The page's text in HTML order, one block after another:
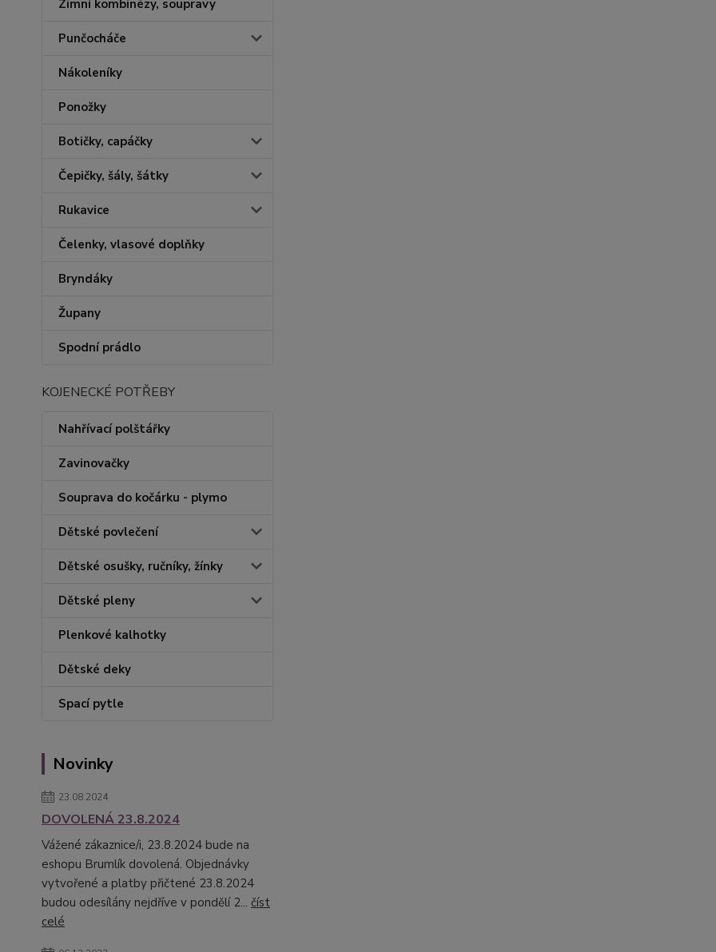
Zimní kombinézy, soupravy
Punčocháče
Nákoleníky
Ponožky
Botičky, capáčky
Čepičky, šály, šátky
Rukavice
Čelenky, vlasové doplňky
Bryndáky
Župany
Spodní prádlo
KOJENECKÉ POTŘEBY
Nahřívací polštářky
Zavinovačky
Souprava do kočárku - plymo
Dětské povlečení
Dětské osušky, ručníky, žínky
Dětské pleny
Plenkové kalhotky
Dětské deky
Spací pytle
Novinky
23.08.2024
DOVOLENÁ 23.8.2024
Vážené zákaznice/i, 23.8.2024 bude na
eshopu Brumlík dovolená. Objednávky
vytvořené a platby přičtené 23.8.2024
budou odesílány nejdříve v pondělí 2... číst
celé